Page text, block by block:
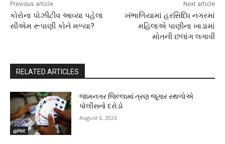
Previous article
કોરોના પોઝીટીવ આવ્યા પહેલા
સીએમ રૂપાણી કોને મળ્યા?
Next article
ખંભાળિયામાં હરસિધ્ધિ નગરમાં
મહિલાએ પાણીના ખાડામાં
મોતની છલાંગ લગાવી
RELATED ARTICLES
હાલાર
જામનગર જિલ્લામાં ત્રણ જૂગાર સ્થળોએ
પોલીસનો દરોડો
August 6, 2026